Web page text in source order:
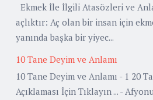
Ekmek İle İlgili Atasözleri ve
açlıktır: Aç olan bir insan için
yanında başka bir yiyec...
10 Tane Deyim ve Anlamı
10 Tane Deyim ve Anlamı - 1 20
Açıklaması İçin Tıklayın ... -